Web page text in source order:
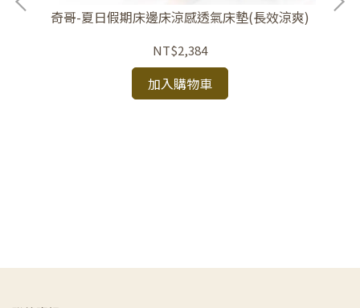
奇哥-夏日假期床邊床涼感透氣床墊(長效涼爽)
NT$2,384
加入購物車